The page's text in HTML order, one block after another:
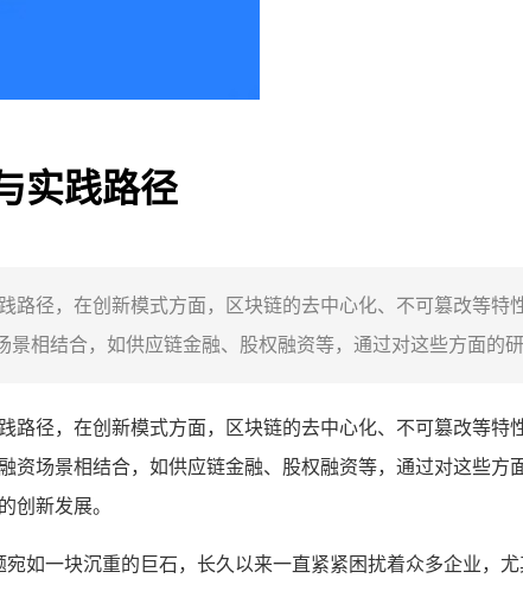
实践路径
路径，在创新模式方面，区块链的去中心化、不可篡改等
相结合，如供应链金融、股权融资等，通过对这些方面的
路径，在创新模式方面，区块链的去中心化、不可篡改等
资场景相结合，如供应链金融、股权融资等，通过对这些
创新发展。
如一块沉重的巨石，长久以来一直紧紧困扰着众多企业，